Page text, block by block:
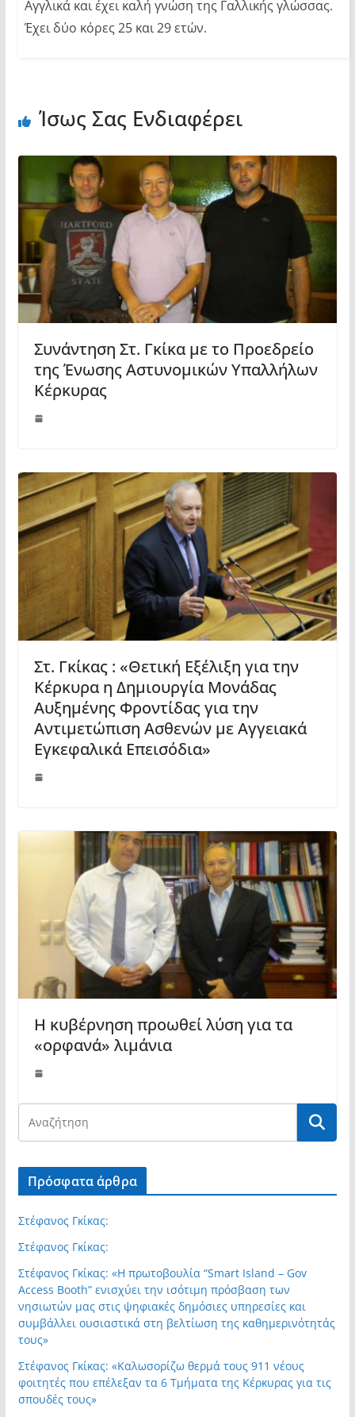
Αγγλικά και έχει καλή γνώση της Γαλλικής γλώσσας.
Έχει δύο κόρες 25 και 29 ετών.
Ίσως Σας Ενδιαφέρει
Συνάντηση Στ. Γκίκα με το Προεδρείο
της Ένωσης Αστυνομικών Υπαλλήλων
Κέρκυρας
Στ. Γκίκας : «Θετική Εξέλιξη για την
Κέρκυρα η Δημιουργία Μονάδας
Αυξημένης Φροντίδας για την
Αντιμετώπιση Ασθενών με Αγγειακά
Εγκεφαλικά Επεισόδια»
Η κυβέρνηση προωθεί λύση για τα
«ορφανά» λιμάνια
Πρόσφατα άρθρα
Στέφανος Γκίκας:
Στέφανος Γκίκας:
Στέφανος Γκίκας: «Η πρωτοβουλία “Smart Island – Gov
Access Booth” ενισχύει την ισότιμη πρόσβαση των
νησιωτών μας στις ψηφιακές δημόσιες υπηρεσίες και
συμβάλλει ουσιαστικά στη βελτίωση της καθημερινότητάς
τους»
Στέφανος Γκίκας: «Καλωσορίζω θερμά τους 911 νέους
φοιτητές που επέλεξαν τα 6 Τμήματα της Κέρκυρας για τις
σπουδές τους»